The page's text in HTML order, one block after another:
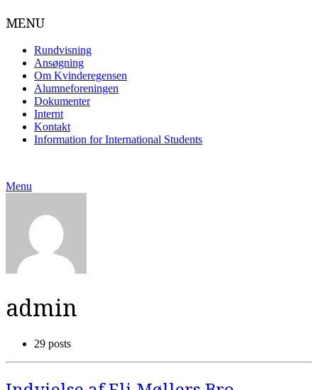
MENU
Rundvisning
Ansøgning
Om Kvinderegensen
Alumneforeningen
Dokumenter
Internt
Kontakt
Information for International Students
content
Menu
admin
29 posts